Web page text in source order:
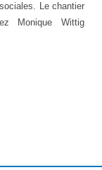
Le chantier
Monique Wittig